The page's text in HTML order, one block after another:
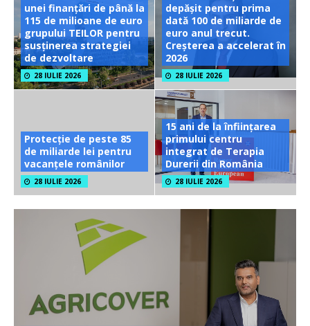
unei finanțări de până la
115 de milioane de euro
grupului TEILOR pentru
susținerea strategiei
de dezvoltare
28 IULIE 2026
depășit pentru prima
dată 100 de miliarde de
euro anul trecut.
Creșterea a accelerat în
2026
28 IULIE 2026
Protecție de peste 85
de miliarde lei pentru
vacanțele românilor
28 IULIE 2026
15 ani de la înființarea
primului centru
integrat de Terapia
Durerii din România
28 IULIE 2026